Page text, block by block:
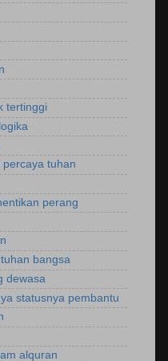
tertinggi
tuhan
perang
bangsa
dewasa
statusnya pembantu
alquran